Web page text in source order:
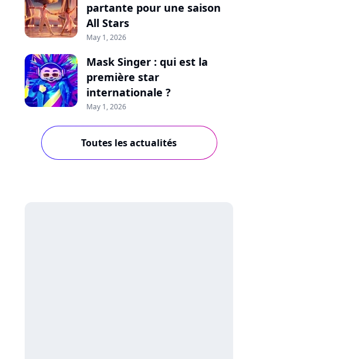
partante pour une saison
All Stars
May 1, 2026
Mask Singer : qui est la
première star
internationale ?
May 1, 2026
Toutes les actualités